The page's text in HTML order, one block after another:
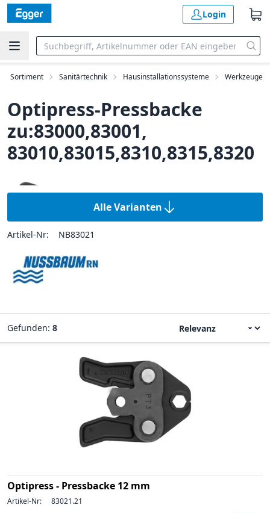
Login
Sortiment Sanitärtechnik Hausinstallationssysteme Werkzeuge
Optipress-Pressbacke
zu:83000,83001,
83010,83015,8310,8315,8320
Alle Varianten
Artikel-Nr: NB83021
Gefunden: 8
Optipress - Pressbacke 12 mm
Artikel-Nr: 83021.21